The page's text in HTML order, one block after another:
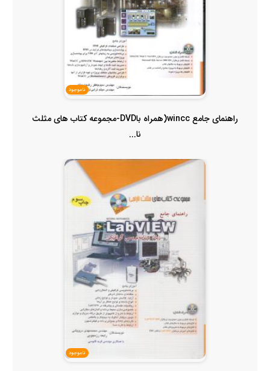
ناموجود
راهنمای جامع wincc(همراه باDVD-مجموعه کتاب های مثلث
نا...
ناموجود